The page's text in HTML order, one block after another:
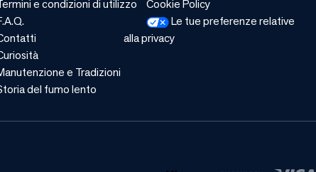
e condizioni di utilizzo
e Tradizioni
del fumo lento
Cookie Policy
Le tue preferenze relative
alla privacy